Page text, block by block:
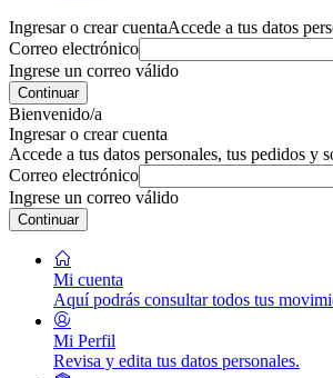
Ingresar o crear cuentaAccede a tus datos
Correo electrónico
Ingrese un correo válido
Continuar
Bienvenido/a
Ingresar o crear cuenta
Accede a tus datos personales, tus pedidos y
Correo electrónico
Ingrese un correo válido
Continuar
Mi cuenta
Aquí podrás consultar todos tus
Mi Perfil
Revisa y edita tus datos personales.